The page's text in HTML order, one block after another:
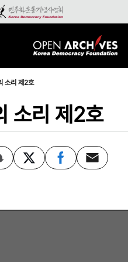
소리 제2호
소리 제2호